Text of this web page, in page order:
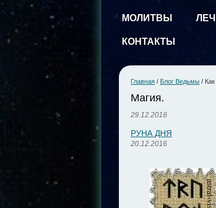
МОЛИТВЫ
КОНТАКТЫ
Главная / Блог Ведьмы /
Магия.
29.12.2016
РУНА ДНЯ
20.12.2016